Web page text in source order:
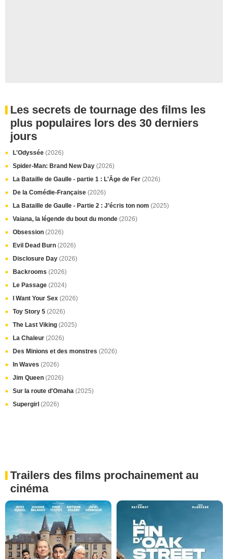
Les secrets de tournage des films les
plus populaires lors des 30 derniers
jours
L'Odyssée (2026)
Spider-Man: Brand New Day (2026)
La Bataille de Gaulle - partie 1 : L'Âge de Fer (2026)
De la Comédie-Française (2026)
La Bataille de Gaulle - Partie 2 : J’écris ton nom (2025)
Vaiana, la légende du bout du monde (2026)
Obsession (2026)
Evil Dead Burn (2026)
Disclosure Day (2026)
Backrooms (2026)
Le Passage (2024)
I Want Your Sex (2026)
Toy Story 5 (2026)
The Last Viking (2025)
La Chaleur (2026)
Des Minions et des monstres (2026)
In Waves (2026)
Jim Queen (2026)
Sur la route d'Omaha (2025)
Supergirl (2026)
Trailers des films prochainement au
cinéma